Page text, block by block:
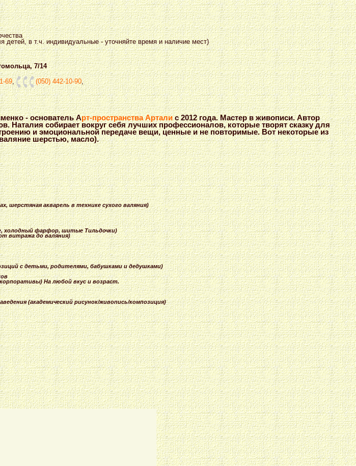
детей, в т.ч. индивидуальные - уточняйте время и наличие мест)
7/14
69, (050) 442-10-90,
- основатель Арт-пространства Арталис 2012 года. Мастер в живописи. Автор
Наталия собирает вокруг себя лучших профессионалов, которые творят сказку для
и эмоциональной передаче вещи, ценные и не повторимые. Вот некоторые из
шерстью, масло).
шерстяная акварель в технике сухого валяния)
, холодный фарфор, шитые Тильдочки)
витража до валяния)
иций с детьми, родителями, бабушками и дедушками)
ы) На любой вкус и возраст.
(академический рисунок/живопись/композиция)